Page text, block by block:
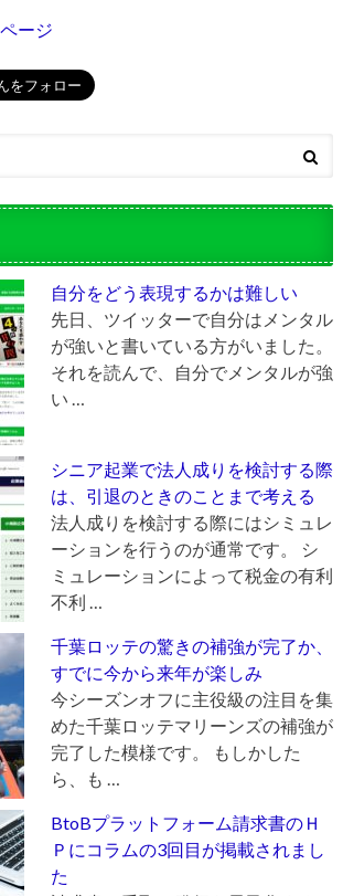
ージ
自分をどう表現するかは難しい
先日、ツイッターで自分はメンタル
が強いと書いている方がいました。
それを読んで、自分でメンタルが強
い …
シニア起業で法人成りを検討する際
は、引退のときのことまで考える
法人成りを検討する際にはシミュレ
ーションを行うのが通常です。 シ
ミュレーションによって税金の有利
不利 …
千葉ロッテの驚きの補強が完了か、
すでに今から来年が楽しみ
今シーズンオフに主役級の注目を集
めた千葉ロッテマリーンズの補強が
完了した模様です。 もしかした
ら、も …
BtoBプラットフォーム請求書のＨ
Ｐにコラムの3回目が掲載されまし
た